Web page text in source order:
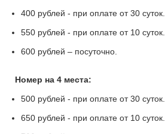
400 рублей - при оплате от 30 суток.
550 рублей - при оплате от 10 суток.
600 рублей – посуточно.
Номер на 4 места:
500 рублей - при оплате от 30 суток.
650 рублей - при оплате от 10 суток.